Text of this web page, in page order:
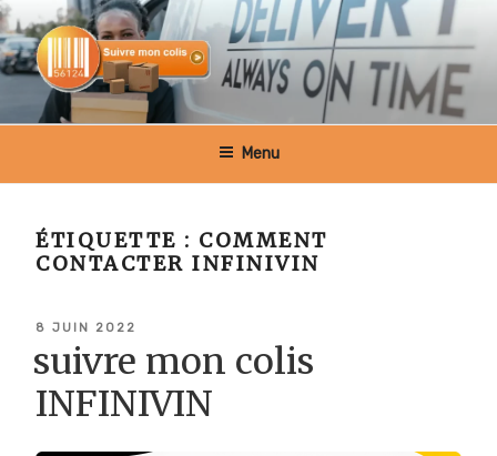
Aller
au
contenu
principal
SUIVRE MON COLIS BELGIQUE
Menu
ÉTIQUETTE : COMMENT
CONTACTER INFINIVIN
PUBLIÉ
8 JUIN 2022
suivre mon colis
INFINIVIN